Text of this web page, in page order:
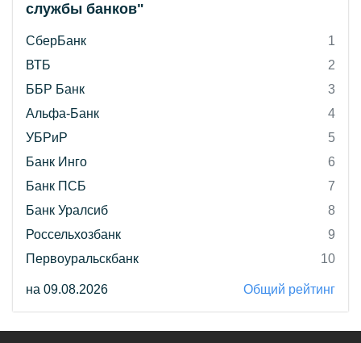
службы банков"
СберБанк
1
ВТБ
2
ББР Банк
3
Альфа-Банк
4
УБРиР
5
Банк Инго
6
Банк ПСБ
7
Банк Уралсиб
8
Россельхозбанк
9
Первоуральскбанк
10
на 09.08.2026 Общий рейтинг